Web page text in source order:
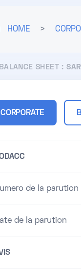
HOME >
SHEET :
CORPORATE
de la parution
de la parution